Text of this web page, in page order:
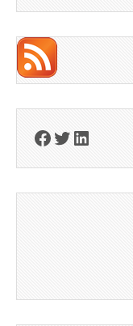
Facebook
Twitter
LinkedIn